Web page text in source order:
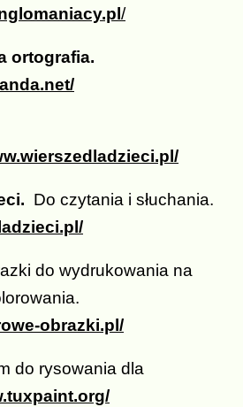
/
ortografia.
Do czytania i słuchania.
do wydrukowania na
obrazki.pl/
do rysowania dla